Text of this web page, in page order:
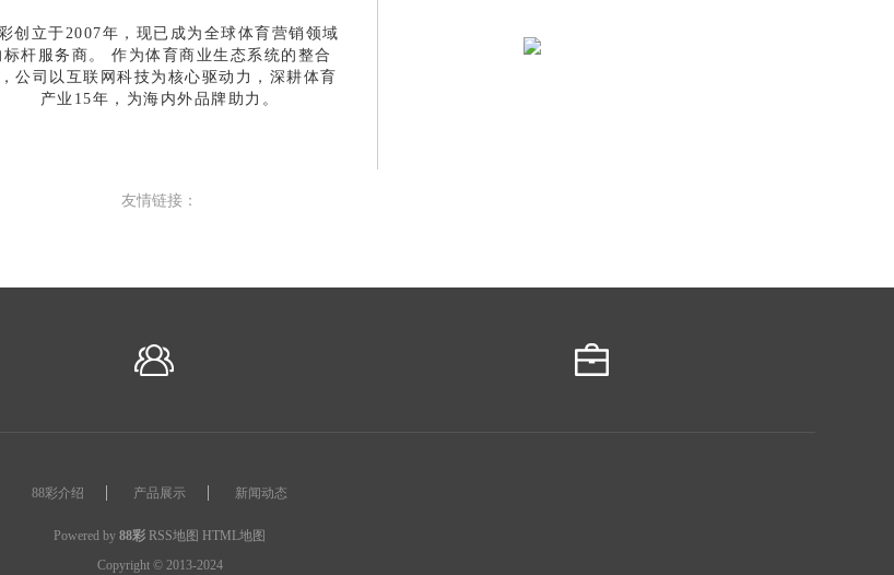
创立于2007年，现已成为全球体育营销领域
标杆服务商。 作为体育商业生态系统的整合
公司以互联网科技为核心驱动力，深耕体育
产业15年，为海内外品牌助力。
友情链接：
88彩介绍 产品展示 新闻动态
Powered by 88彩 RSS地图 HTML地图
Copyright © 2013-2024